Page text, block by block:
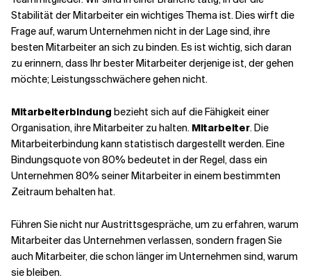
Verwandte Themen
Stabilität der Mitarbeiter ein wichtiges Thema ist. Dies wirft die
Frage auf, warum Unternehmen nicht in der Lage sind, ihre
besten Mitarbeiter an sich zu binden. Es ist wichtig, sich daran
zu erinnern, dass Ihr bester Mitarbeiter derjenige ist, der gehen
möchte; Leistungsschwächere gehen nicht.
Mitarbeiterbindung bezieht sich auf die Fähigkeit einer
Organisation, ihre Mitarbeiter zu halten. Mitarbeiter. Die
Mitarbeiterbindung kann statistisch dargestellt werden. Eine
Bindungsquote von 80% bedeutet in der Regel, dass ein
Unternehmen 80% seiner Mitarbeiter in einem bestimmten
Zeitraum behalten hat.
Führen Sie nicht nur Austrittsgespräche, um zu erfahren, warum
Mitarbeiter das Unternehmen verlassen, sondern fragen Sie
auch Mitarbeiter, die schon länger im Unternehmen sind, warum
sie bleiben.